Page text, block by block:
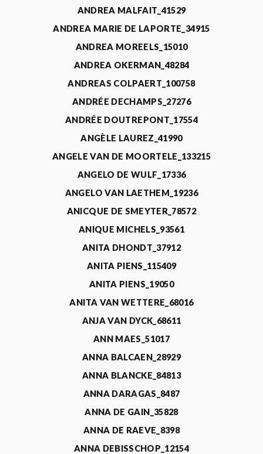
ANDREA MALFAIT_41529
ANDREA MARIE DE LAPORTE_34915
ANDREA MOREELS_15010
ANDREA OKERMAN_48284
ANDREAS COLPAERT_100758
ANDRÉE DECHAMPS_27276
ANDRÉE DOUTREPONT_17554
ANGÈLE LAUREZ_41990
ANGELE VAN DE MOORTELE_133215
ANGELO DE WULF_17336
ANGELO VAN LAETHEM_19236
ANICQUE DE SMEYTER_78572
ANIQUE MICHELS_93561
ANITA DHONDT_37912
ANITA PIENS_115409
ANITA PIENS_19050
ANITA VAN WETTERE_68016
ANJA VAN DYCK_68611
ANN MAES_51017
ANNA BALCAEN_28929
ANNA BLANCKE_84813
ANNA DARAGAS_8487
ANNA DE GAIN_35828
ANNA DE RAEVE_8398
ANNA DEBISSCHOP_12154